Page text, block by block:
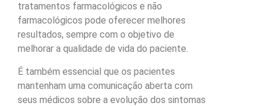
tratamentos farmacológicos e não
farmacológicos pode oferecer melhores
resultados, sempre com o objetivo de
melhorar a qualidade de vida do paciente.
É também essencial que os pacientes
mantenham uma comunicação aberta com
seus médicos sobre a evolução dos sintomas